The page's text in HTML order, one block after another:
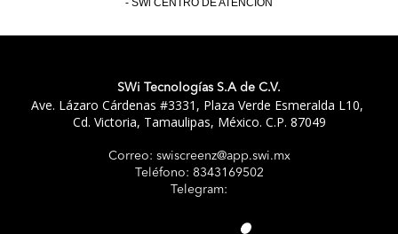
SWi CENTRO DE ATENCIÓN
SWi Tecnologías S.A de C.V.
Ave. Lázaro Cárdenas #3331, Plaza Verde Esmeralda L10,
Cd. Victoria, Tamaulipas, México. C.P. 87049
Correo: swiscreenz@app.swi.mx
Teléfono: 8343169502
Telegram: